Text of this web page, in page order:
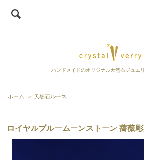
ハンドメイドのオリジナル天然石ジュエ
ホーム > 天然石ルース
ロイヤルブルームーンストーン 薔薇